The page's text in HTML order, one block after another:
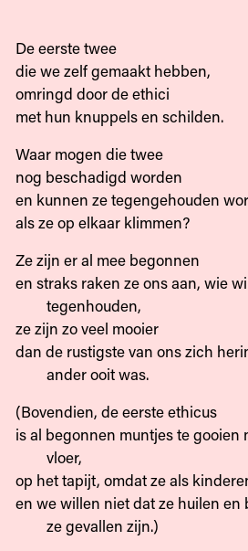
De eerste twee
die we zelf gemaakt hebben,
omringd door de ethici
met hun knuppels en schilden.
Waar mogen die twee
nog beschadigd worden
en kunnen ze tegengehouden
als ze op elkaar klimmen?
Ze zijn er al mee begonnen
en straks raken ze ons aan, wie
tegenhouden,
ze zijn zo veel mooier
dan de rustigste van ons zich
ander ooit was.
(Bovendien, de eerste ethicus
is al begonnen muntjes te gooien
vloer,
op het tapijt, omdat ze als
en we willen niet dat ze huilen
ze gevallen zijn.)